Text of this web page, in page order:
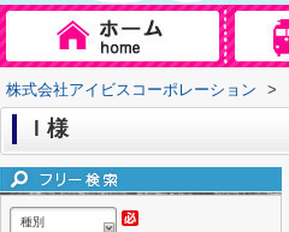
株式会社アイビスコーポレーション >
Ｉ様
種別